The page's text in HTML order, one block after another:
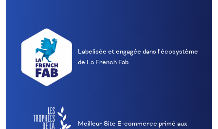
Labelisée et engagée dans l’écosystème
de La French Fab
Meilleur Site E‑commerce primé aux